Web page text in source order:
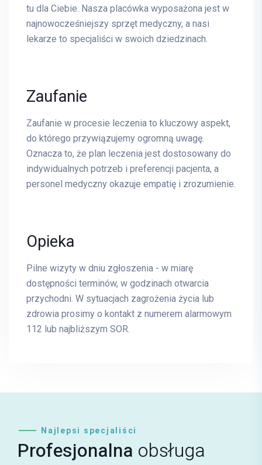
tu dla Ciebie. Nasza placówka wyposażona jest w
najnowocześniejszy sprzęt medyczny, a nasi
lekarze to specjaliści w swoich dziedzinach.
Zaufanie
Zaufanie w procesie leczenia to kluczowy aspekt,
do którego przywiązujemy ogromną uwagę.
Oznacza to, że plan leczenia jest dostosowany do
indywidualnych potrzeb i preferencji pacjenta, a
personel medyczny okazuje empatię i zrozumienie.
Opieka
Pilne wizyty w dniu zgłoszenia - w miarę
dostępności terminów, w godzinach otwarcia
przychodni. W sytuacjach zagrożenia życia lub
zdrowia prosimy o kontakt z numerem alarmowym
112 lub najbliższym SOR.
Najlepsi specjaliści
Profesjonalna obsługa